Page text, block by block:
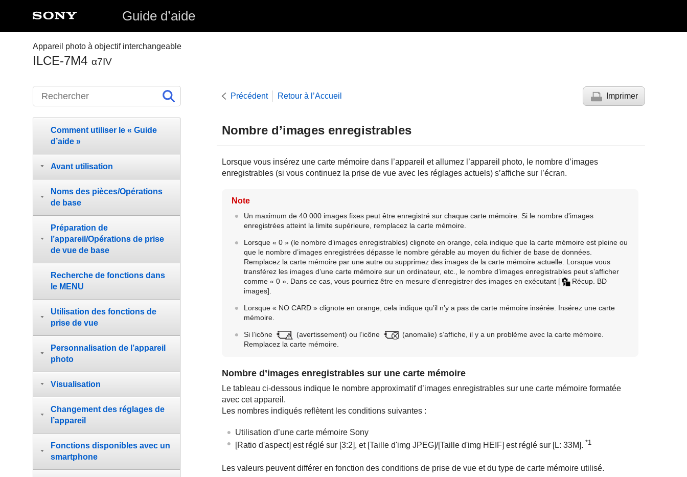
Guide d’aide
Appareil photo à objectif interchangeable
ILCE-7M4 α7IV
Précédent Retour à l’Accueil Imprimer
Nombre d’images enregistrables
Lorsque vous insérez une carte mémoire dans l’appareil et allumez l’appareil photo, le nombre d’images
enregistrables (si vous continuez la prise de vue avec les réglages actuels) s’affiche sur l’écran.
Note
Un maximum de 40 000 images fixes peut être enregistré sur chaque carte mémoire. Si le nombre d'images
enregistrées atteint la limite supérieure, remplacez la carte mémoire.
Lorsque « 0 » (le nombre d’images enregistrables) clignote en orange, cela indique que la carte mémoire est pleine ou
que le nombre d’images enregistrées dépasse le nombre gérable au moyen du fichier de base de données.
Remplacez la carte mémoire par une autre ou supprimez des images de la carte mémoire actuelle. Lorsque vous
transférez les images d’une carte mémoire sur un ordinateur, etc., le nombre d’images enregistrables peut s’afficher
comme « 0 ». Dans ce cas, vous pourriez être en mesure d’enregistrer des images en exécutant [
Récup. BD
images]
Lorsque « NO CARD » clignote en orange, cela indique qu’il n’y a pas de carte mémoire insérée. Insérez une carte
mémoire.
Si l’icône (avertissement) ou l’icône
(anomalie) s’affiche, il y a un problème avec la carte mémoire.
Remplacez la carte mémoire.
Nombre d’images enregistrables sur une carte mémoire
Le tableau ci-dessous indique le nombre approximatif d’images enregistrables sur une carte mémoire formatée
avec cet appareil.
Les nombres indiqués reflètent les conditions suivantes :
Utilisation d’une carte mémoire Sony
[Ratio d'aspect] est réglé sur [3:2], et [Taille d'img JPEG]/[Taille d'img HEIF] est réglé sur [L: 33M]. *1
Les valeurs peuvent différer en fonction des conditions de prise de vue et du type de carte mémoire utilisé.
Comment utiliser le « Guide
d’aide »
Avant utilisation
Noms des pièces/Opérations
de base
Préparation de
l’appareil/Opérations de prise
de vue de base
Recherche de fonctions dans
le MENU
Utilisation des fonctions de
prise de vue
Personnalisation de l’appareil
photo
Visualisation
Changement des réglages de
l’appareil
Fonctions disponibles avec un
smartphone